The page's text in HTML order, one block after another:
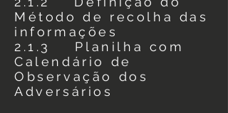
Método de recolha das
informações
2.1.3 Planilha com
Calendário de
Observação dos
Adversários